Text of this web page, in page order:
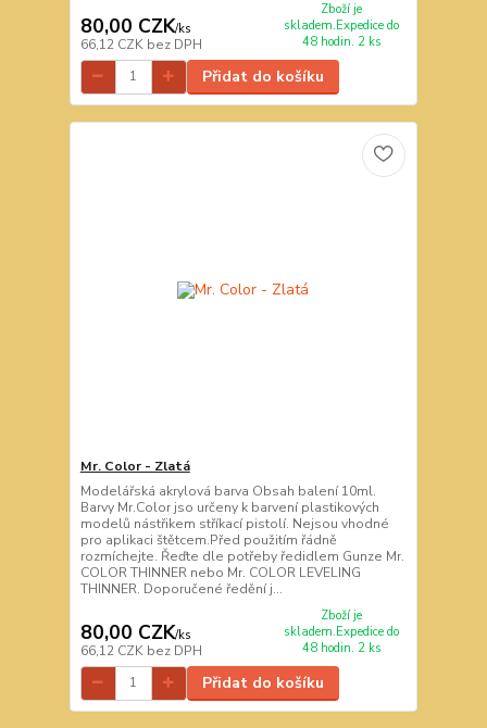
80,00 CZK/ks
66,12 CZK bez DPH
Zboží je
skladem.Expedice do
48 hodin. 2 ks
Přidat do košíku
Mr. Color - Zlatá
Modelářská akrylová barva Obsah balení 10ml.
Barvy Mr.Color jso určeny k barvení plastikových
modelů nástřikem stříkací pistolí. Nejsou vhodné
pro aplikaci štětcem.Před použitím řádně
rozmíchejte. Řeďte dle potřeby ředidlem Gunze Mr.
COLOR THINNER nebo Mr. COLOR LEVELING
THINNER. Doporučené ředění j...
80,00 CZK/ks
66,12 CZK bez DPH
Zboží je
skladem.Expedice do
48 hodin. 2 ks
Přidat do košíku